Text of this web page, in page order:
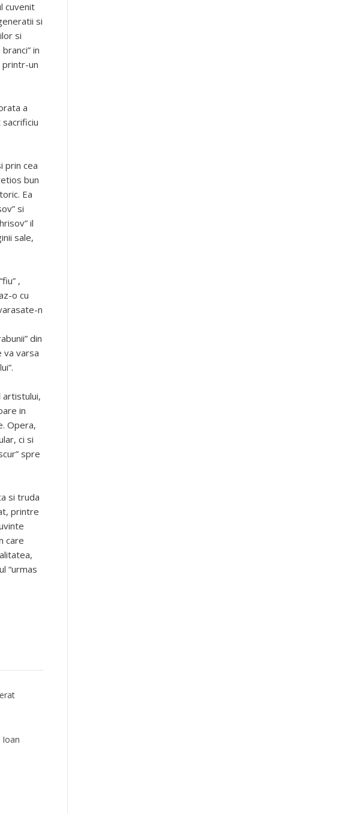
cuvenit
si
si
in
printr-un
a
prin cea
bun
Ea
si
il
sale,
,
o cu
n
din
va varsa
in
Opera,
ci si
spre
si truda
printre
care
“urmas
Ioan